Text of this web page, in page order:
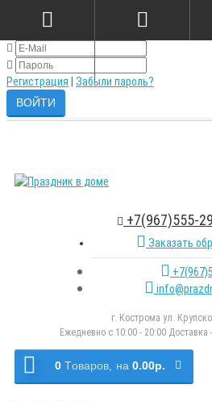
Авторизация
Регистрация Забыли пароль?
+7(967)555-
Заказать
г. Кострома ул.
Ежедневно с 10:00 - 20:00
0 Tоваров, на 0.00р.